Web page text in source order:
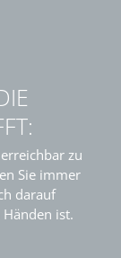
zu
Sie immer
darauf
ist.